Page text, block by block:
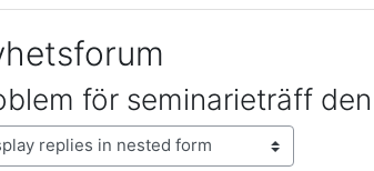
för seminarieträff
mode